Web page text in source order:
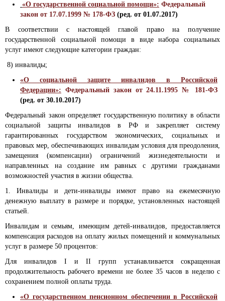
«О государственной социальной помощи»: Федеральный
закон от 17.07.1999 № 178-ФЗ (ред. от 01.07.2017)
В соответствии с настоящей главой право на получение
государственной социальной помощи в виде набора социальных
услуг имеют следующие категории граждан:
8) инвалиды;
«О социальной защите инвалидов в Российской
Федерации»: Федеральный закон от 24.11.1995 № 181-ФЗ
(ред. от 30.10.2017)
Федеральный закон определяет государственную политику в области
социальной защиты инвалидов в РФ и закрепляет систему
гарантированных государством экономических, социальных и
правовых мер, обеспечивающих инвалидам условия для преодоления,
замещения (компенсации) ограничений жизнедеятельности и
направленных на создание им равных с другими гражданами
возможностей участия в жизни общества.
1. Инвалиды и дети-инвалиды имеют право на ежемесячную
денежную выплату в размере и порядке, установленных настоящей
статьей.
Инвалидам и семьям, имеющим детей-инвалидов, предоставляется
компенсация расходов на оплату жилых помещений и коммунальных
услуг в размере 50 процентов:
Для инвалидов I и II групп устанавливается сокращенная
продолжительность рабочего времени не более 35 часов в неделю с
сохранением полной оплаты труда.
«О государственном пенсионном обеспечении в Российской